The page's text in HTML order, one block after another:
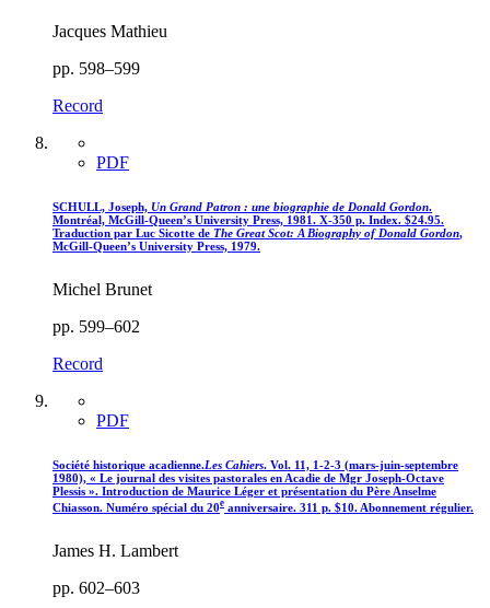
Jacques Mathieu
pp. 598–599
Record
PDF
SCHULL, Joseph, Un Grand Patron : une biographie de Donald Gordon.
Montréal, McGill-Queen’s University Press, 1981. X-350 p. Index. $24.95.
Traduction par Luc Sicotte de The Great Scot: A Biography of Donald Gordon,
McGill-Queen’s University Press, 1979.
Michel Brunet
pp. 599–602
Record
PDF
Société historique acadienne.Les Cahiers. Vol. 11, 1-2-3 (mars-juin-septembre
1980), « Le journal des visites pastorales en Acadie de Mgr Joseph-Octave
Plessis ». Introduction de Maurice Léger et présentation du Père Anselme
Chiasson. Numéro spécial du 20e anniversaire. 311 p. $10. Abonnement régulier.
James H. Lambert
pp. 602–603